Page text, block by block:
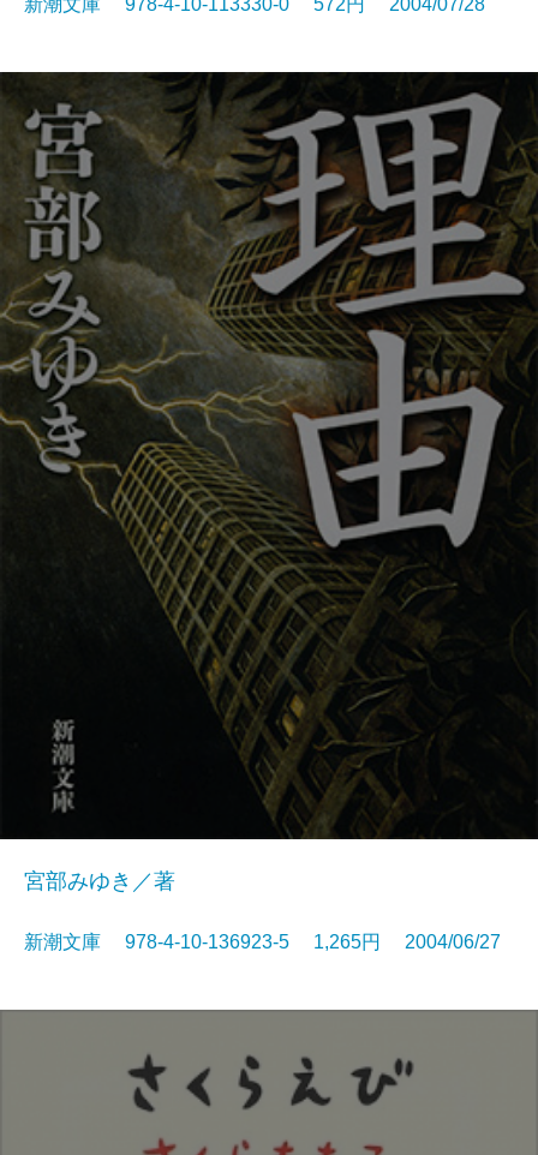
新潮文庫 978-4-10-113330-0 572円 2004/07/28
宮部みゆき／著
新潮文庫 978-4-10-136923-5 1,265円 2004/06/27